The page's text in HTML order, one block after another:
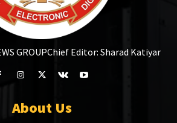
GROUPChief Editor: Sharad Katiyar
About Us